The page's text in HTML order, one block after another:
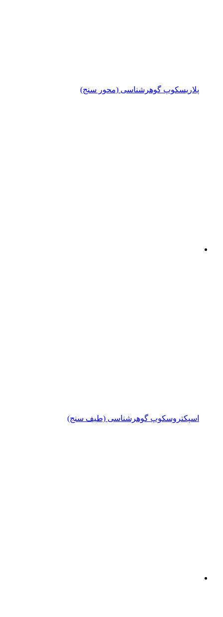
پلاریسکوپ گوهرشناسی (محور سنج)
اسپکتروسکوپ گوهرشناسی (طیف سنج)